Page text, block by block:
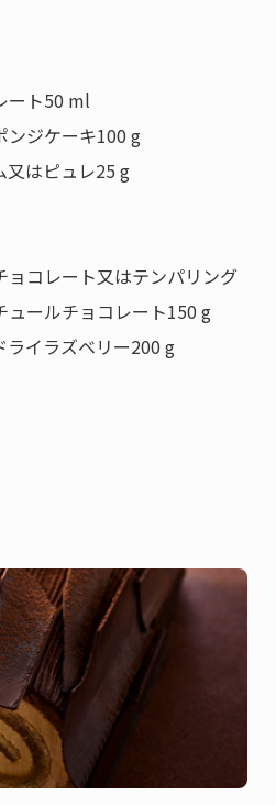
ート50 ml
ンジケーキ100 g
又はピュレ25 g
ョコレート又はテンパリング
ュールチョコレート150 g
ライラズベリー200 g